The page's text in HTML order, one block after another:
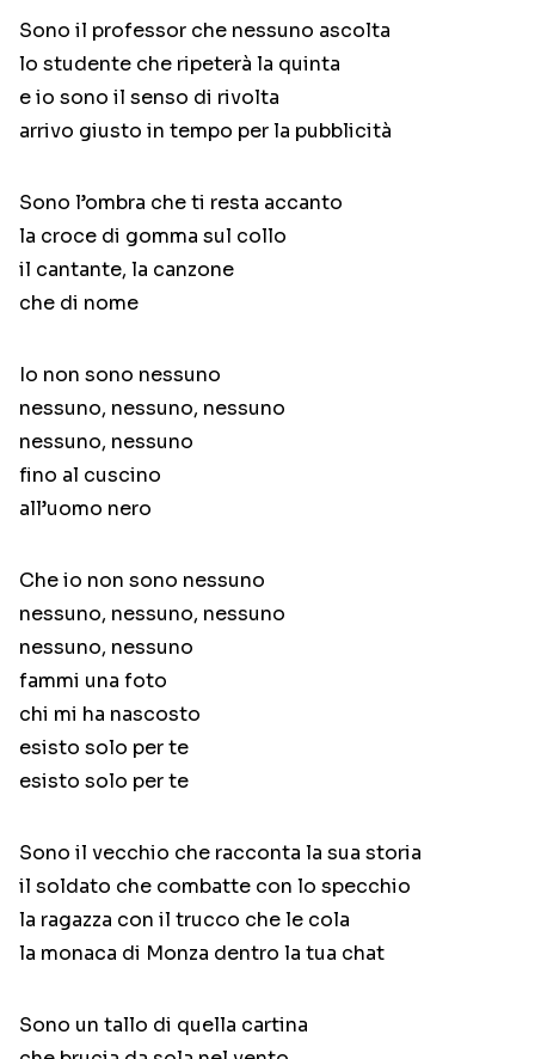
Sono il professor che nessuno ascolta
lo studente che ripeterà la quinta
e io sono il senso di rivolta
arrivo giusto in tempo per la pubblicità
Sono l’ombra che ti resta accanto
la croce di gomma sul collo
il cantante, la canzone
che di nome
Io non sono nessuno
nessuno, nessuno, nessuno
nessuno, nessuno
fino al cuscino
all’uomo nero
Che io non sono nessuno
nessuno, nessuno, nessuno
nessuno, nessuno
fammi una foto
chi mi ha nascosto
esisto solo per te
esisto solo per te
Sono il vecchio che racconta la sua storia
il soldato che combatte con lo specchio
la ragazza con il trucco che le cola
la monaca di Monza dentro la tua chat
Sono un tallo di quella cartina